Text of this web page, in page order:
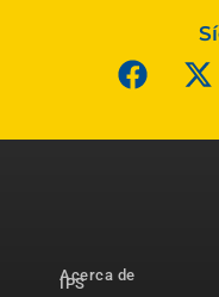
Acerca de
IPS